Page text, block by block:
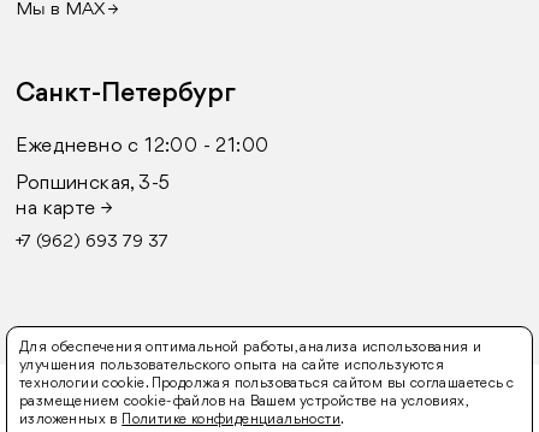
Мы в MAX →
Санкт-Петербург
Ежедневно с 12:00 - 21:00
Ропшинская, 3-5
на карте →
+7 (962) 693 79 37
Для обеспечения оптимальной работы, анализа использования и
улучшения пользовательского опыта на сайте используются
технологии cookie. Продолжая пользоваться сайтом вы соглашаетесь с
размещением cookie-файлов на Вашем устройстве на условиях,
изложенных в
Политике конфиденциальности.
© 2016-2026 FURLY